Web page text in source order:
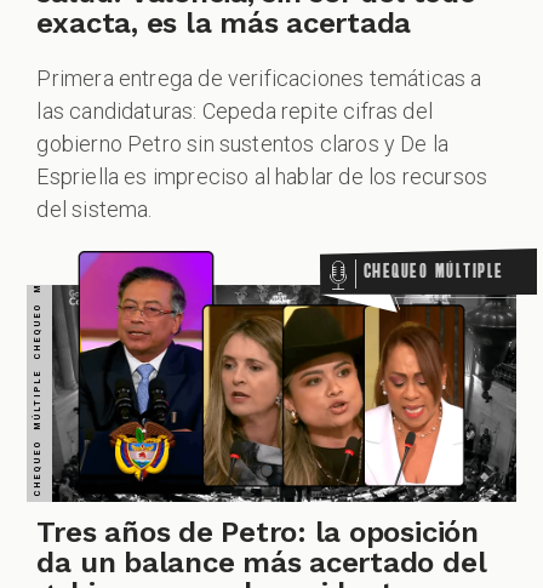
exacta, es la más acertada
Primera entrega de verificaciones temáticas a
las candidaturas: Cepeda repite cifras del
gobierno Petro sin sustentos claros y De la
Espriella es impreciso al hablar de los recursos
del sistema.
Chequeo Múltiple
Tres años de Petro: la oposición
da un balance más acertado del